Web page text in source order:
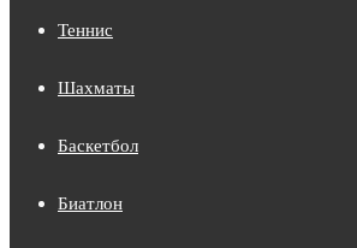
Теннис
Шахматы
Баскетбол
Биатлон